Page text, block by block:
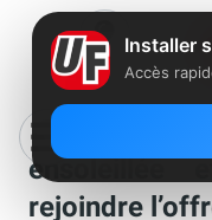
Une
ensoleillée
rejoindre
Installer
Accès